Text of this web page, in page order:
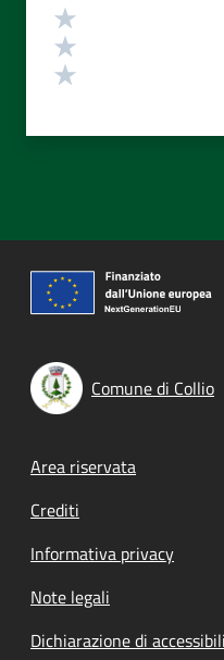
Comune di Collio
Footer menu
Area riservata
Crediti
Informativa privacy
Note legali
Dichiarazione di